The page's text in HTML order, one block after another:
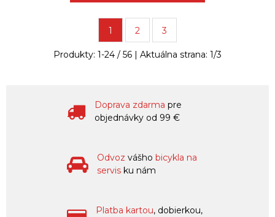
1 2 3
Produkty: 1-24 / 56 | Aktuálna strana: 1/3
Doprava zdarma pre
objednávky od 99 €
Odvoz vášho bicykla na
servis ku nám
Platba kartou, dobierkou,